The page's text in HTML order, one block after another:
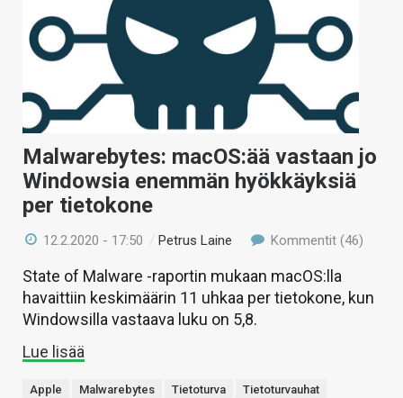
KAUPPA
HAKU
Malwarebytes: macOS:ää vastaan jo
Windowsia enemmän hyökkäyksiä
per tietokone
12.2.2020 - 17:50 /Petrus Laine Kommentit (46)
State of Malware -raportin mukaan macOS:lla
havaittiin keskimäärin 11 uhkaa per tietokone, kun
Windowsilla vastaava luku on 5,8.
Lue lisää
Apple Malwarebytes Tietoturva
Tietoturvauhat